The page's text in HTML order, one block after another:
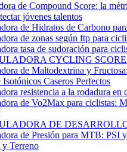
de Compound Score: la
jóvenes talentos
de Hidratos de Carbono
de zonas según ftp para
tasa de sudoración para
CYCLING
de Maltodextrina y
Isotónicos Caseros Perfectos
resistencia a la rodadura en
de Vo2Max para ciclistas:
DE
de Presión para MTB: PSI
y Terreno